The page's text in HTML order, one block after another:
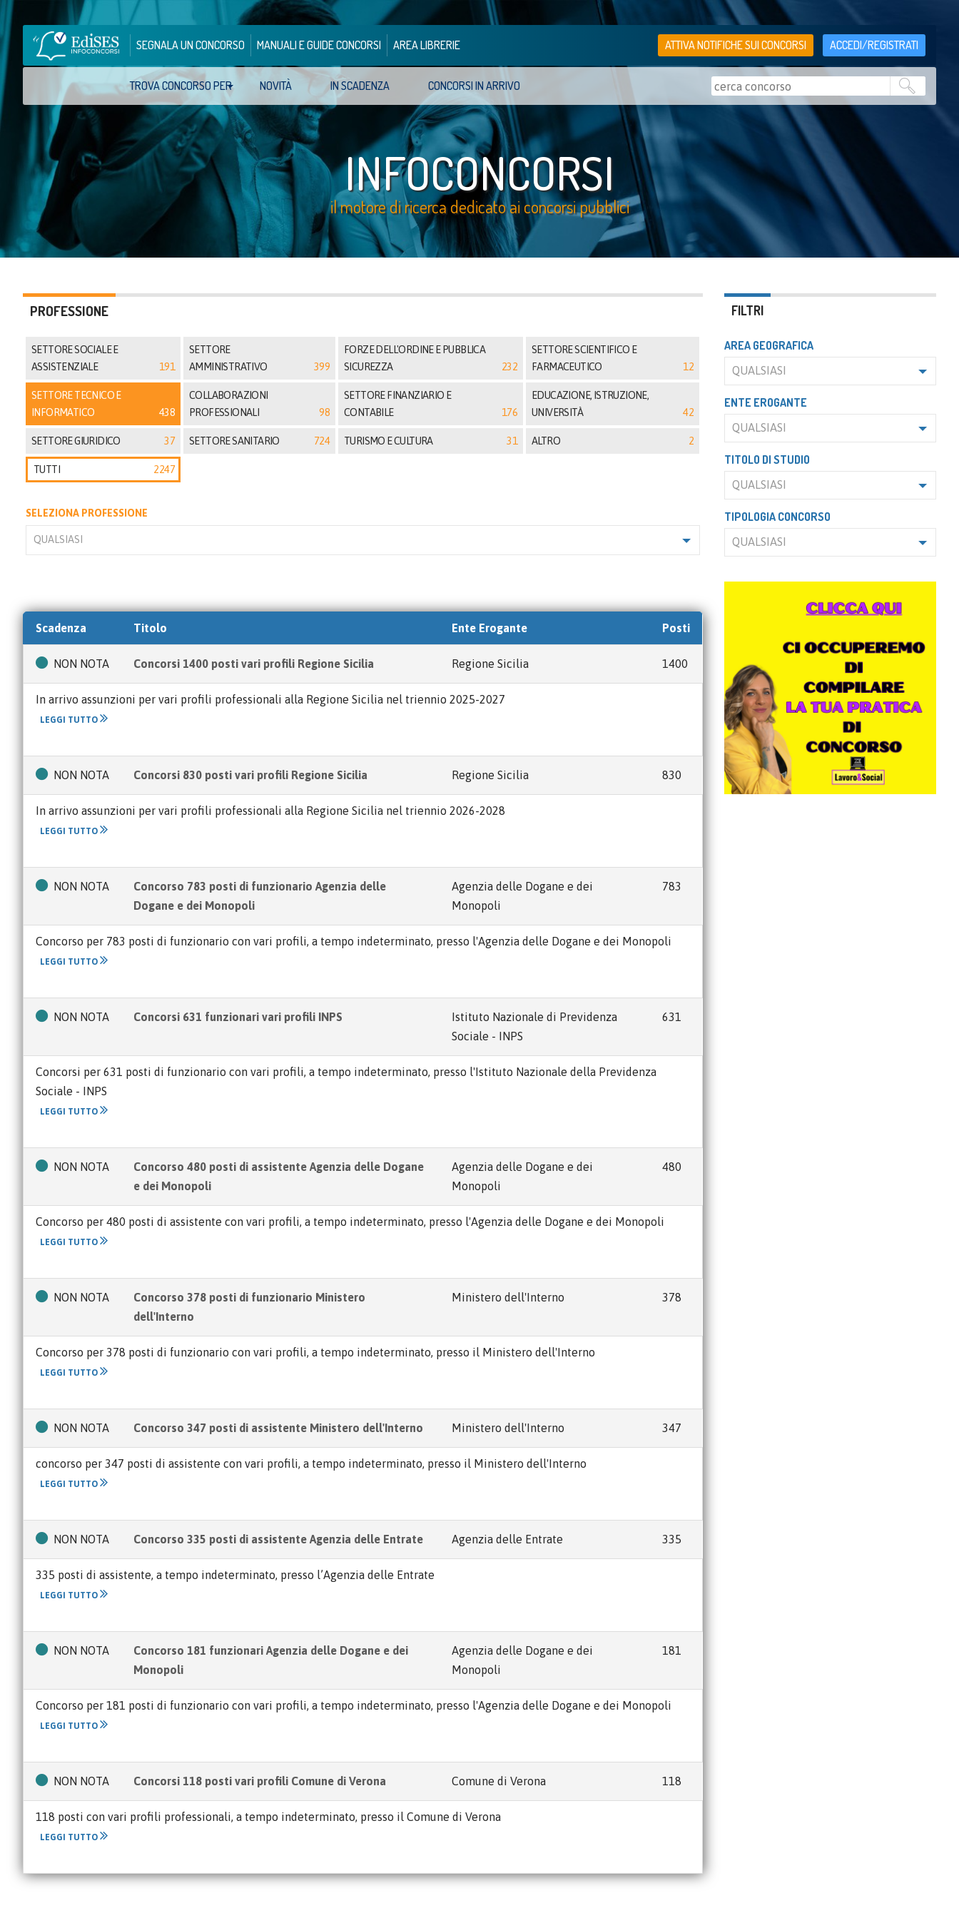
SEGNALA UN CONCORSO MANUALI E GUIDE CONCORSI AREA LIBRERIE ATTIVA NOTIFICHE SUI CONCORSI ACCEDI/REGISTRATI
TROVA CONCORSO PER NOVITÀ IN SCADENZA CONCORSI IN ARRIVO
INFOCONCORSI
il motore di ricerca dedicato ai concorsi pubblici
PROFESSIONE
SETTORE SOCIALE E
ASSISTENZIALE
191
SETTORE
AMMINISTRATIVO
399
FORZE DELL'ORDINE E PUBBLICA
SICUREZZA
232
SETTORE SCIENTIFICO E
FARMACEUTICO
12
SETTORE TECNICO E
INFORMATICO
438
COLLABORAZIONI
PROFESSIONALI
98
SETTORE FINANZIARIO E
CONTABILE
176
EDUCAZIONE, ISTRUZIONE,
UNIVERSITÀ
42
SETTORE GIURIDICO 37 SETTORE SANITARIO 724 TURISMO E CULTURA 31 ALTRO 2
TUTTI 2247
SELEZIONA PROFESSIONE
QUALSIASI
Scadenza Titolo Ente Erogante Posti
NON NOTA Concorsi 1400 posti vari profili Regione Sicilia Regione Sicilia 1400
In arrivo assunzioni per vari profili professionali alla Regione Sicilia nel triennio 2025-2027
LEGGI TUTTO
NON NOTA Concorsi 830 posti vari profili Regione Sicilia Regione Sicilia 830
In arrivo assunzioni per vari profili professionali alla Regione Sicilia nel triennio 2026-2028
LEGGI TUTTO
NON NOTA
Concorso 783 posti di funzionario Agenzia delle
Dogane e dei Monopoli
Agenzia delle Dogane e dei
Monopoli
783
Concorso per 783 posti di funzionario con vari profili, a tempo indeterminato, presso l'Agenzia delle Dogane e dei Monopoli
LEGGI TUTTO
NON NOTA Concorsi 631 funzionari vari profili INPS
Istituto Nazionale di Previdenza
Sociale - INPS
631
Concorsi per 631 posti di funzionario con vari profili, a tempo indeterminato, presso l'Istituto Nazionale della Previdenza
Sociale - INPS
LEGGI TUTTO
NON NOTA
Concorso 480 posti di assistente Agenzia delle Dogane
e dei Monopoli
Agenzia delle Dogane e dei
Monopoli
480
Concorso per 480 posti di assistente con vari profili, a tempo indeterminato, presso l'Agenzia delle Dogane e dei Monopoli
LEGGI TUTTO
NON NOTA
Concorso 378 posti di funzionario Ministero
dell'Interno
Ministero dell'Interno 378
Concorso per 378 posti di funzionario con vari profili, a tempo indeterminato, presso il Ministero dell'Interno
LEGGI TUTTO
NON NOTA Concorso 347 posti di assistente Ministero dell'Interno Ministero dell'Interno 347
concorso per 347 posti di assistente con vari profili, a tempo indeterminato, presso il Ministero dell'Interno
LEGGI TUTTO
NON NOTA Concorso 335 posti di assistente Agenzia delle Entrate Agenzia delle Entrate 335
335 posti di assistente, a tempo indeterminato, presso l’Agenzia delle Entrate
LEGGI TUTTO
NON NOTA
Concorso 181 funzionari Agenzia delle Dogane e dei
Monopoli
Agenzia delle Dogane e dei
Monopoli
181
Concorso per 181 posti di funzionario con vari profili, a tempo indeterminato, presso l'Agenzia delle Dogane e dei Monopoli
LEGGI TUTTO
NON NOTA Concorsi 118 posti vari profili Comune di Verona Comune di Verona 118
118 posti con vari profili professionali, a tempo indeterminato, presso il Comune di Verona
LEGGI TUTTO
FILTRI
AREA GEOGRAFICA
QUALSIASI
ENTE EROGANTE
QUALSIASI
TITOLO DI STUDIO
QUALSIASI
TIPOLOGIA CONCORSO
QUALSIASI